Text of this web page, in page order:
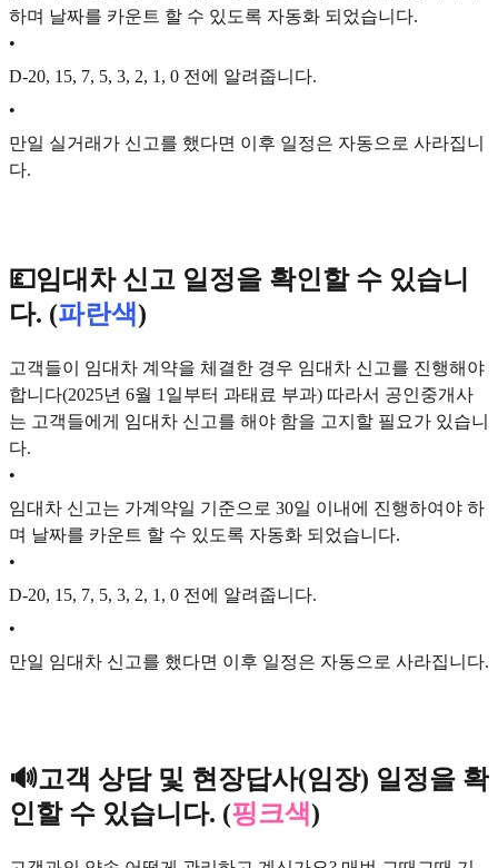
하며 날짜를 카운트 할 수 있도록 자동화 되었습니다.
•
D-20, 15, 7, 5, 3, 2, 1, 0 전에 알려줍니다.
•
만일 실거래가 신고를 했다면 이후 일정은 자동으로 사라집니
다.
💷임대차 신고 일정을 확인할 수 있습니
다. (파란색)
고객들이 임대차 계약을 체결한 경우 임대차 신고를 진행해야
합니다(2025년 6월 1일부터 과태료 부과) 따라서 공인중개사
는 고객들에게 임대차 신고를 해야 함을 고지할 필요가 있습니
다.
•
임대차 신고는 가계약일 기준으로 30일 이내에 진행하여야 하
며 날짜를 카운트 할 수 있도록 자동화 되었습니다.
•
D-20, 15, 7, 5, 3, 2, 1, 0 전에 알려줍니다.
•
만일 임대차 신고를 했다면 이후 일정은 자동으로 사라집니다.
🔊고객 상담 및 현장답사(임장) 일정을 확
인할 수 있습니다. (핑크색)